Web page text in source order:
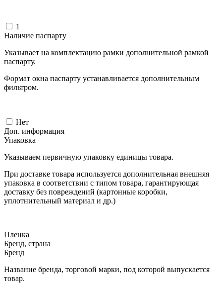
1
Наличие паспарту
Указывает на комплектацию рамки дополнительной рамкой
паспарту.
Формат окна паспарту устанавливается дополнительным
фильтром.
Нет
Доп. информация
Упаковка
Указываем первичную упаковку единицы товара.
При доставке товара используется дополнительная внешняя
упаковка в соответствии с типом товара, гарантирующая
доставку без повреждений (картонные коробки,
уплотнительный материал и др.)
Пленка
Бренд, страна
Бренд
Название бренда, торговой марки, под которой выпускается
товар.